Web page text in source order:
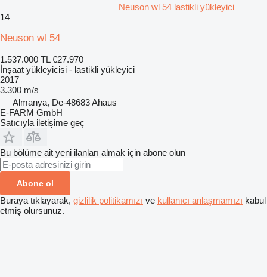
Neuson wl 54 lastikli yükleyici
14
Neuson wl 54
1.537.000 TL €27.970
İnşaat yükleyicisi - lastikli yükleyici
2017
3.300 m/s
Almanya, De-48683 Ahaus
E-FARM GmbH
Satıcıyla iletişime geç
Bu bölüme ait yeni ilanları almak için abone olun
Abone ol
Buraya tıklayarak, gizlilik politikamızı ve kullanıcı anlaşmamızı kabul
etmiş olursunuz.